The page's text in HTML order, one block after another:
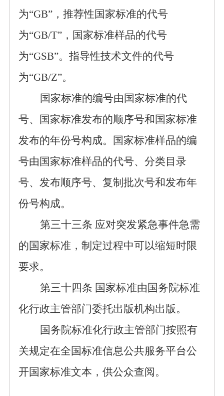
为“GB”，推荐性国家标准的代号
为“GB/T”，国家标准样品的代号
为“GSB”。 指导性技术文件的代号
为“GB/Z”。
国家标准的编号由国家标准的代
号、国家标准发布的顺序号和国家标准
发布的年份号构成。国家标准样品的编
号由国家标准样品的代号、分类目录
号、发布顺序号、复制批次号和发布年
份号构成。
第三十三条 应对突发紧急事件急需
的国家标准，制定过程中可以缩短时限
要求。
第三十四条 国家标准由国务院标准
化行政主管部门委托出版机构出版。
国务院标准化行政主管部门按照有
关规定在全国标准信息公共服务平台公
开国家标准文本，供公众查阅。